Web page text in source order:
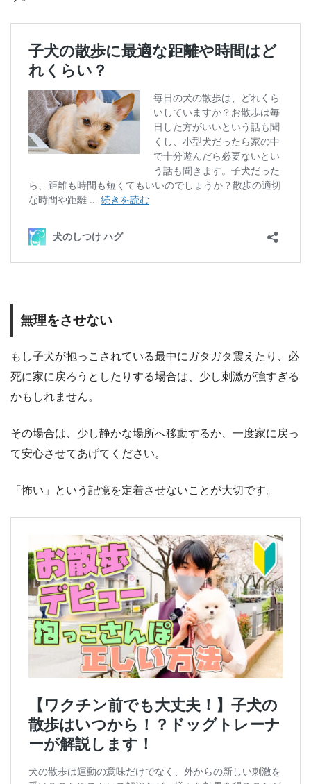
無理をさせない
もし子犬が抱っこされている最中にガタガタ震えたり、必
死に家に戻ろうとしたりする場合は、少し刺激が強すぎる
かもしれません。
その場合は、少し静かな場所へ移動するか、一度家に戻っ
て安心させてあげてください。
「怖い」という記憶を定着させないことが大切です。